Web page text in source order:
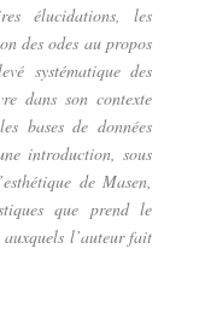
élucidations, les
des odes au propos
systématique des
dans son contexte
bases de données
introduction, sous
de Masen,
que prend le
l’auteur fait